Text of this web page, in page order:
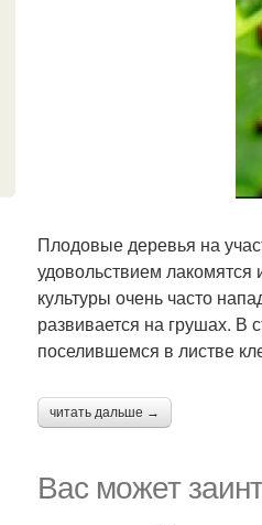
Плодовые деревья на
удовольствием
культуры очень часто
развивается на грушах. В
поселившемся в листве
читать дальше →
Вас может